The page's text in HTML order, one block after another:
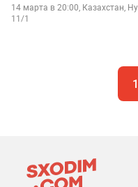
14 марта в 20:00, Казахстан,
11/1
1